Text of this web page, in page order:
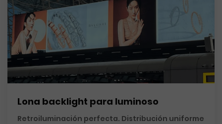
Lona backlight para luminoso
Retroiluminación perfecta. Distribución uniforme